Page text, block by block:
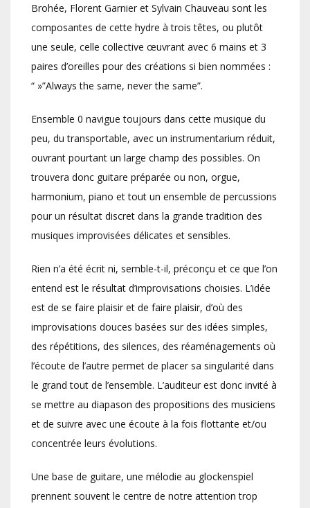
Brohée, Florent Garnier et Sylvain Chauveau sont les
composantes de cette hydre à trois têtes, ou plutôt
une seule, celle collective œuvrant avec 6 mains et 3
paires d’oreilles pour des créations si bien nommées :
“ »”Always the same, never the same”.
Ensemble 0 navigue toujours dans cette musique du
peu, du transportable, avec un instrumentarium réduit,
ouvrant pourtant un large champ des possibles. On
trouvera donc guitare préparée ou non, orgue,
harmonium, piano et tout un ensemble de percussions
pour un résultat discret dans la grande tradition des
musiques improvisées délicates et sensibles.
Rien n’a été écrit ni, semble-t-il, préconçu et ce que l’on
entend est le résultat d’improvisations choisies. L’idée
est de se faire plaisir et de faire plaisir, d’où des
improvisations douces basées sur des idées simples,
des répétitions, des silences, des réaménagements où
l’écoute de l’autre permet de placer sa singularité dans
le grand tout de l’ensemble. L’auditeur est donc invité à
se mettre au diapason des propositions des musiciens
et de suivre avec une écoute à la fois flottante et/ou
concentrée leurs évolutions.
Une base de guitare, une mélodie au glockenspiel
prennent souvent le centre de notre attention trop